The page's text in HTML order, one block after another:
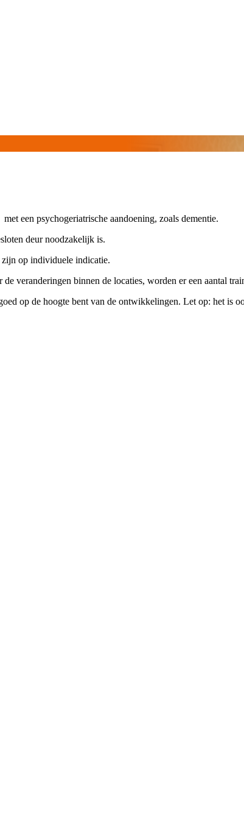
een psychogeriatrische aandoening, zoals dementie.
deur noodzakelijk is.
zijn op individuele indicatie.
veranderingen binnen de locaties, worden er een aantal
op de hoogte bent van de ontwikkelingen. Let op: het is